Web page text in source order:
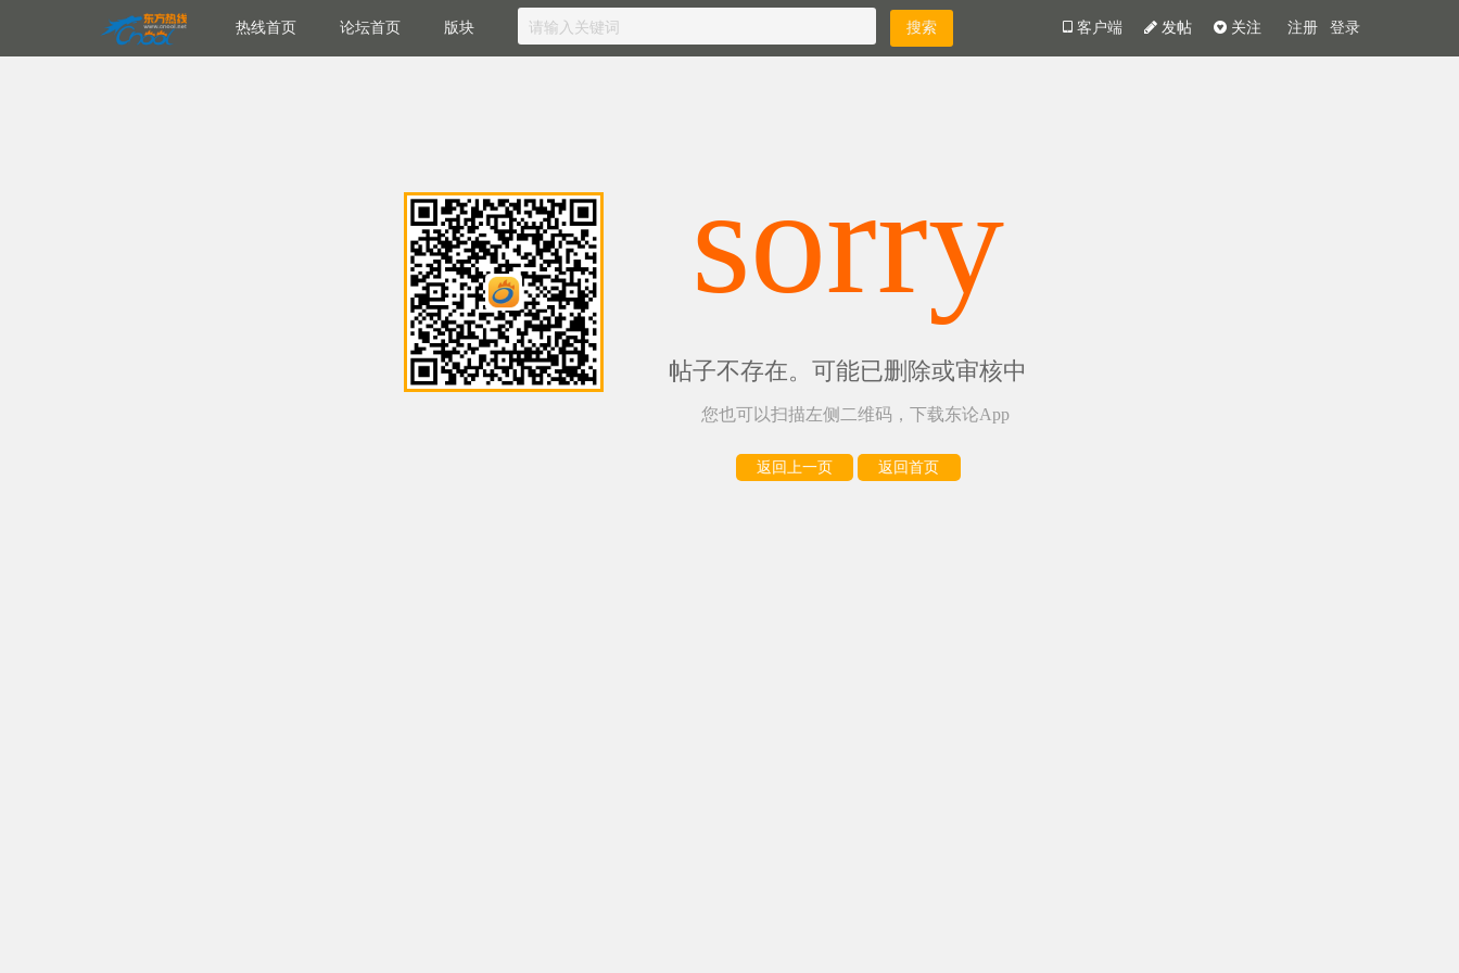
热线首页 论坛首页 版块 注册 登录
关注
发帖
客户端
sorry
帖子不存在。可能已删除或审核中
您也可以扫描左侧二维码，下载东论App
返回上一页 返回首页